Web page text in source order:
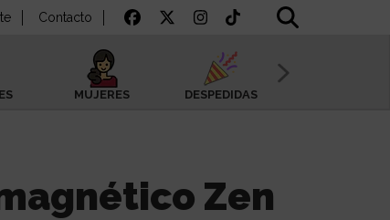
Contacto
MUJERES DESPEDIDAS
Zen